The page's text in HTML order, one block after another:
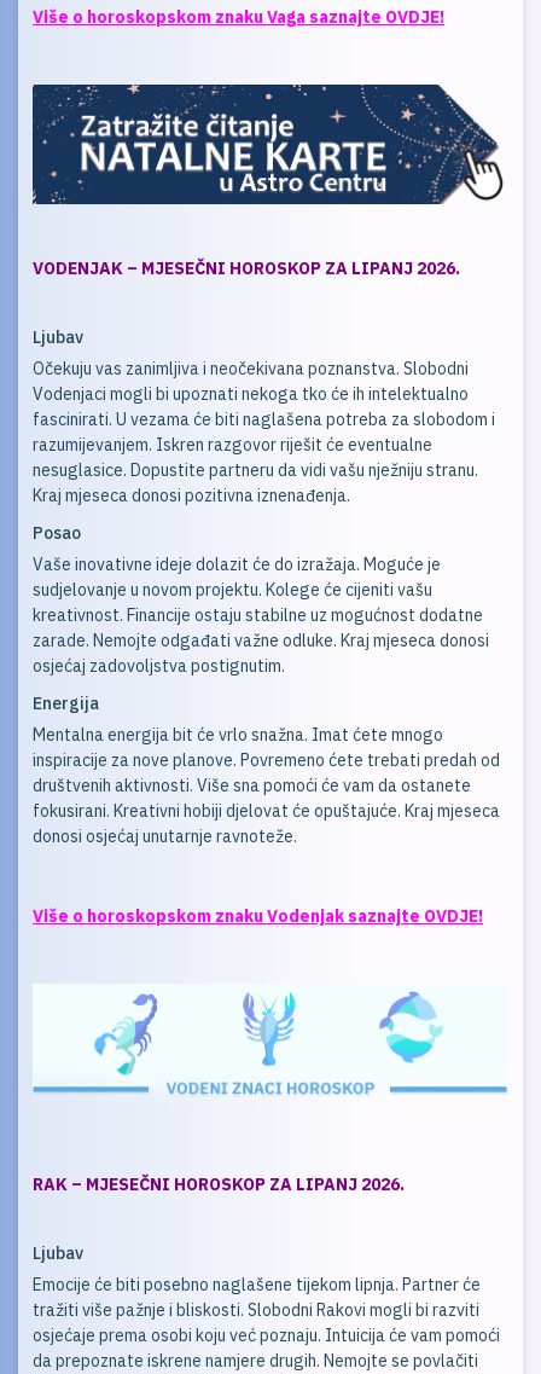
Više o horoskopskom znaku Vaga saznajte OVDJE!
VODENJAK – MJESEČNI HOROSKOP ZA LIPANJ 2026.
Ljubav
Očekuju vas zanimljiva i neočekivana poznanstva. Slobodni
Vodenjaci mogli bi upoznati nekoga tko će ih intelektualno
fascinirati. U vezama će biti naglašena potreba za slobodom i
razumijevanjem. Iskren razgovor riješit će eventualne
nesuglasice. Dopustite partneru da vidi vašu nježniju stranu.
Kraj mjeseca donosi pozitivna iznenađenja.
Posao
Vaše inovativne ideje dolazit će do izražaja. Moguće je
sudjelovanje u novom projektu. Kolege će cijeniti vašu
kreativnost. Financije ostaju stabilne uz mogućnost dodatne
zarade. Nemojte odgađati važne odluke. Kraj mjeseca donosi
osjećaj zadovoljstva postignutim.
Energija
Mentalna energija bit će vrlo snažna. Imat ćete mnogo
inspiracije za nove planove. Povremeno ćete trebati predah od
društvenih aktivnosti. Više sna pomoći će vam da ostanete
fokusirani. Kreativni hobiji djelovat će opuštajuće. Kraj mjeseca
donosi osjećaj unutarnje ravnoteže.
Više o horoskopskom znaku Vodenjak saznajte OVDJE!
RAK – MJESEČNI HOROSKOP ZA LIPANJ 2026.
Ljubav
Emocije će biti posebno naglašene tijekom lipnja. Partner će
tražiti više pažnje i bliskosti. Slobodni Rakovi mogli bi razviti
osjećaje prema osobi koju već poznaju. Intuicija će vam pomoći
da prepoznate iskrene namjere drugih. Nemojte se povlačiti